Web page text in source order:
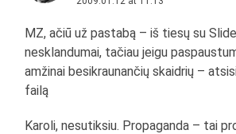
MZ, ačiū už pastabą – iš tiesų su
nesklandumai, tačiau jeigu
amžinai besikraunančių skaidrių –
failą
Karoli, nesutiksiu. Propaganda – tai